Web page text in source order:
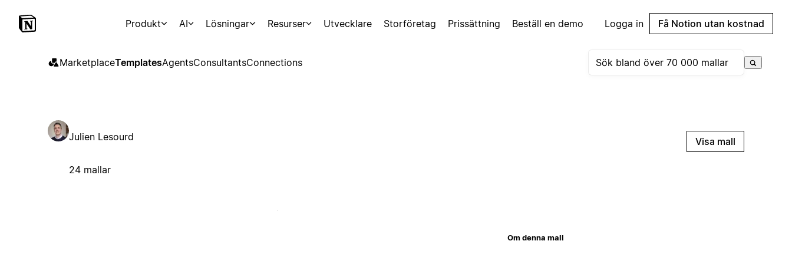
Produkt AI Lösningar Resurser Utvecklare Storföretag Prissättning Beställ en demo Logga in Få Notion utan kostnad
MarketplaceTemplatesAgentsConsultantsConnections
Julien Lesourd
24 mallar
Visa mall
Om denna mall